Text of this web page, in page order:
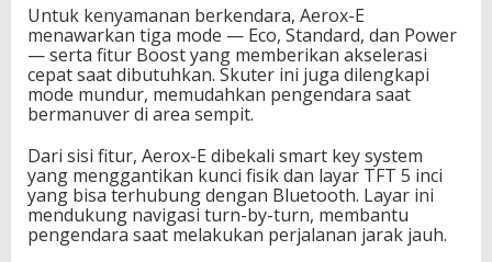
Untuk kenyamanan berkendara, Aerox-E
menawarkan tiga mode — Eco, Standard, dan Power
— serta fitur Boost yang memberikan akselerasi
cepat saat dibutuhkan. Skuter ini juga dilengkapi
mode mundur, memudahkan pengendara saat
bermanuver di area sempit.
Dari sisi fitur, Aerox-E dibekali smart key system
yang menggantikan kunci fisik dan layar TFT 5 inci
yang bisa terhubung dengan Bluetooth. Layar ini
mendukung navigasi turn-by-turn, membantu
pengendara saat melakukan perjalanan jarak jauh.